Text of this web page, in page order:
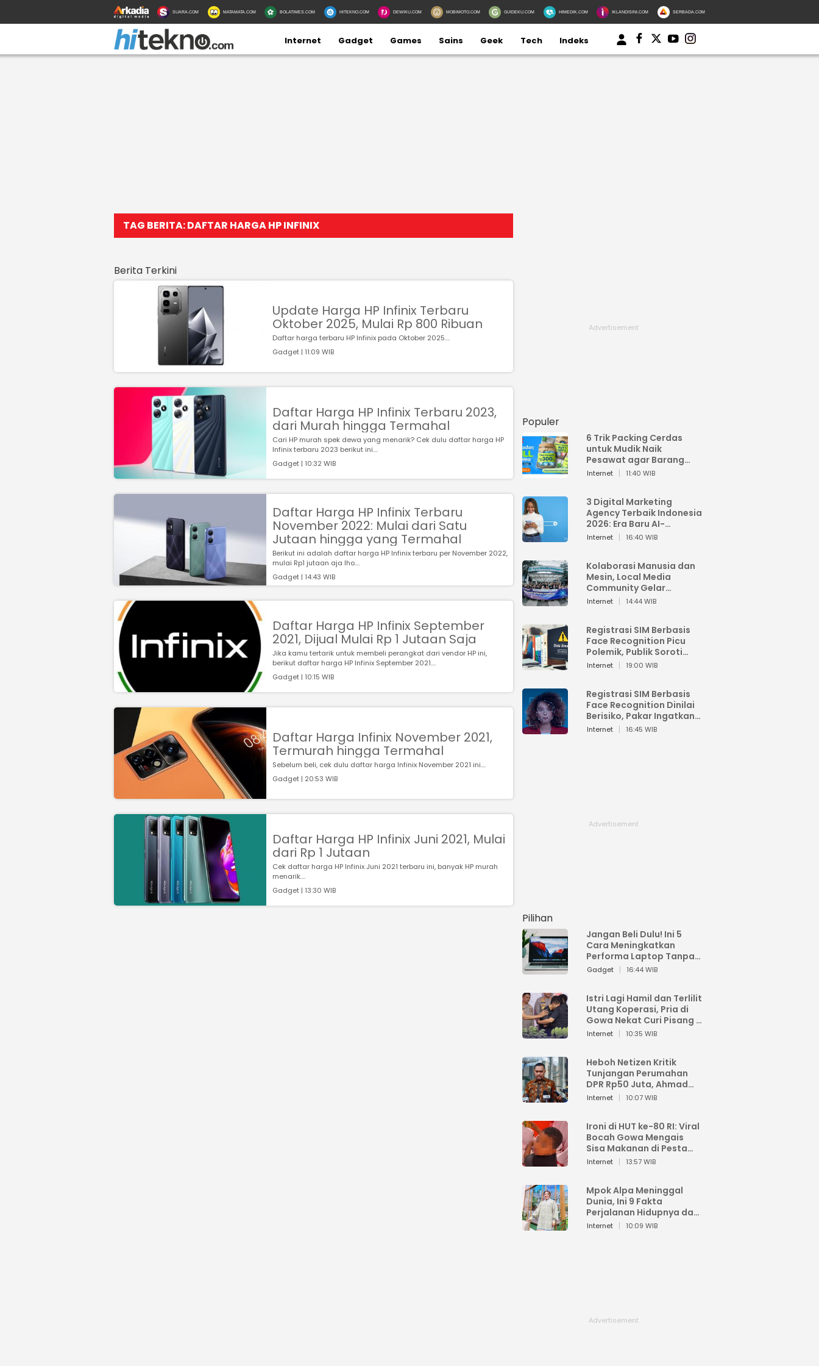
SUARA.COM MATAMATA.COM BOLATIMES.COM HITEKNO.COM DEWIKU.COM MOBIMOTO.COM GUIDEKU.COM HIMEDIK.COM IKLANDISINI.COM SERBADA.COM
Internet Gadget Games Sains Geek Tech Indeks
TAG BERITA: DAFTAR HARGA HP INFINIX
Berita Terkini
Update Harga HP Infinix Terbaru
Oktober 2025, Mulai Rp 800 Ribuan
Daftar harga terbaru HP Infinix pada Oktober 2025....
Gadget | 11:09 WIB
Daftar Harga HP Infinix Terbaru 2023,
dari Murah hingga Termahal
Cari HP murah spek dewa yang menarik? Cek dulu daftar harga HP
Infinix terbaru 2023 berikut ini....
Gadget | 10:32 WIB
Daftar Harga HP Infinix Terbaru
November 2022: Mulai dari Satu
Jutaan hingga yang Termahal
Berikut ini adalah daftar harga HP Infinix terbaru per November 2022,
mulai Rp1 jutaan aja lho....
Gadget | 14:43 WIB
Daftar Harga HP Infinix September
2021, Dijual Mulai Rp 1 Jutaan Saja
Jika kamu tertarik untuk membeli perangkat dari vendor HP ini,
berikut daftar harga HP Infinix September 2021....
Gadget | 10:15 WIB
Daftar Harga Infinix November 2021,
Termurah hingga Termahal
Sebelum beli, cek dulu daftar harga Infinix November 2021 ini....
Gadget | 20:53 WIB
Daftar Harga HP Infinix Juni 2021, Mulai
dari Rp 1 Jutaan
Cek daftar harga HP Infinix Juni 2021 terbaru ini, banyak HP murah
menarik....
Gadget | 13:30 WIB
Populer
6 Trik Packing Cerdas
untuk Mudik Naik
Pesawat agar Barang
Tidak Over Bagasi
Internet 11:40 WIB
3 Digital Marketing
Agency Terbaik Indonesia
2026: Era Baru AI-
Powered Marketing
Internet 16:40 WIB
Kolaborasi Manusia dan
Mesin, Local Media
Community Gelar
Workshop Google AI
Internet 14:44 WIB
Registrasi SIM Berbasis
Face Recognition Picu
Polemik, Publik Soroti
Risiko Kebocoran Data
Internet 19:00 WIB
Registrasi SIM Berbasis
Face Recognition Dinilai
Berisiko, Pakar Ingatkan
Ancaman Privasi dan
Internet 16:45 WIB
Pilihan
Jangan Beli Dulu! Ini 5
Cara Meningkatkan
Performa Laptop Tanpa
Harus Beli Baru
Gadget 16:44 WIB
Istri Lagi Hamil dan Terlilit
Utang Koperasi, Pria di
Gowa Nekat Curi Pisang 4
Tandan Milik Tetangga,
Internet 10:35 WIB
Heboh Netizen Kritik
Tunjangan Perumahan
DPR Rp50 Juta, Ahmad
Sahroni: Enggak Senang
Internet 10:07 WIB
Ironi di HUT ke-80 RI: Viral
Bocah Gowa Mengais
Sisa Makanan di Pesta
Kemerdekaan
Internet 13:57 WIB
Mpok Alpa Meninggal
Dunia, Ini 9 Fakta
Perjalanan Hidupnya dari
Viral hingga Puncak
Internet 10:09 WIB